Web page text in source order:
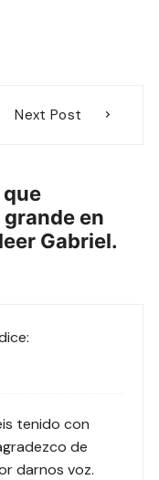
Next Post
que
en
Gabriel.
tenido con
de
darnos voz.